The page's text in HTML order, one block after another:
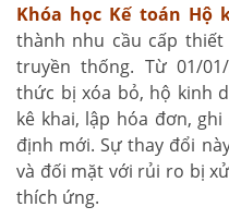
Khóa học Kế toán Hộ
thành nhu cầu cấp
truyền thống. Từ 01/
thức bị xóa bỏ, hộ kinh
kê khai, lập hóa đơn,
định mới. Sự thay đổi
và đối mặt với rủi ro bị
thích ứng.